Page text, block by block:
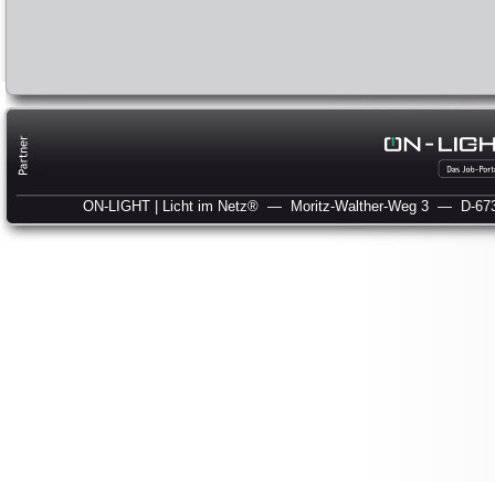
ON-LIGHT | Licht im Netz® — Moritz-Walther-Weg 3 — D-